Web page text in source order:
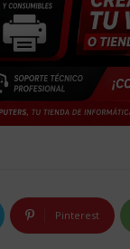
Pinterest